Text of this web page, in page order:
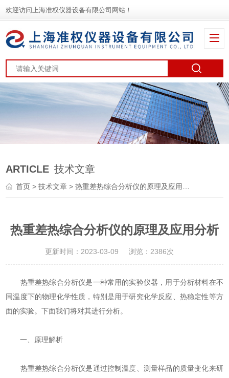
欢迎访问上海准权仪器设备有限公司网站！
ARTICLE 技术文章
首页 >技术文章 > 热重差热综合分析仪的原理及应用分析
热重差热综合分析仪的原理及应用分析
更新时间：2023-03-09 浏览：2386次
热重差热综合分析仪是一种常用的实验仪器，用于分析材料在不
同温度下的物理化学性质，特别是用于研究化学反应、热稳定性等方
面的实验。下面我们将对其进行分析。
一、原理解析
热重差热综合分析仪是通过控制温度、测量样品的质量变化来研